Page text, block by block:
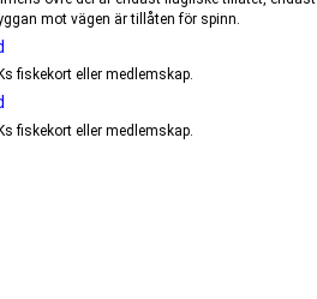
mot vägen är tillåten för spinn.
fiskekort eller medlemskap.
fiskekort eller medlemskap.